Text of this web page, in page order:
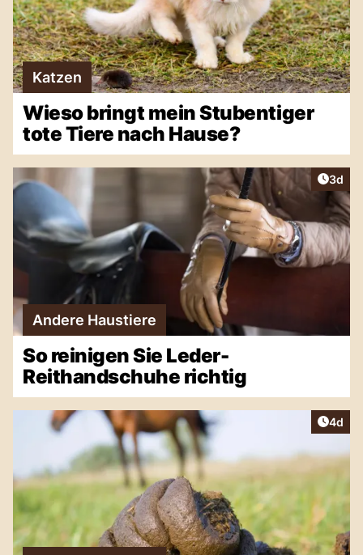
Katzen
Wieso bringt mein Stubentiger
tote Tiere nach Hause?
3d
Andere Haustiere
So reinigen Sie Leder-
Reithandschuhe richtig
4d